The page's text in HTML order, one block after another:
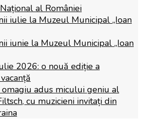
al României
iulie la Muzeul Municipal „Ioan
iunie la Muzeul Municipal „Ioan
2026: o nouă ediție a
adus micului geniu al
cu muzicieni invitați din